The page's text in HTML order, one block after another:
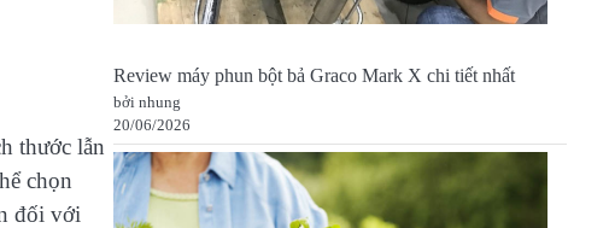
thước lẫn
chọn
đối với
Review máy phun bột bả Graco Mark X chi tiết nhất
bởi nhung
20/06/2026